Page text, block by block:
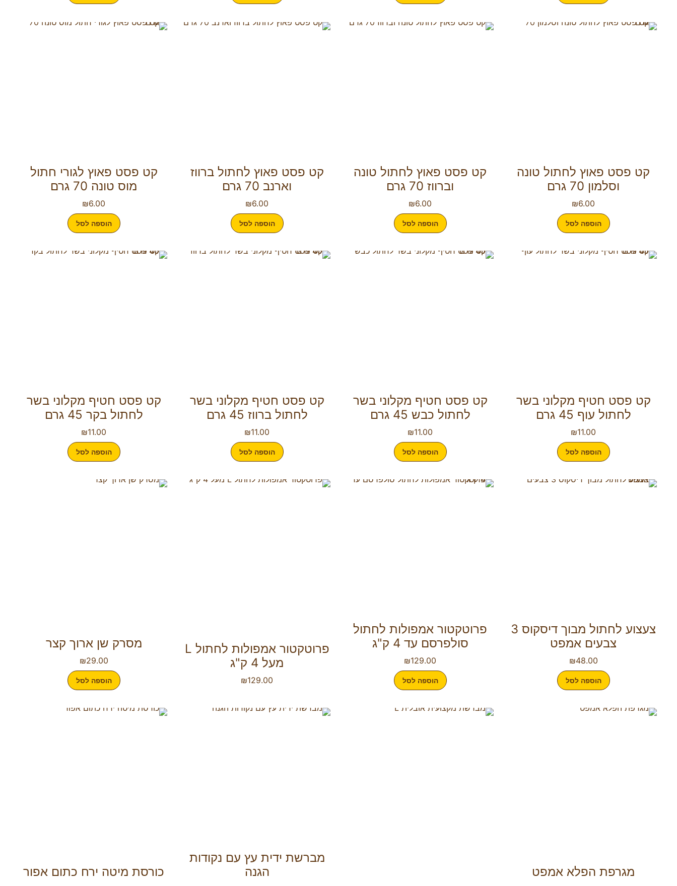
קט פסט פאוץ לחתול טונה
וסלמון 70 גרם
₪6.00
הוספה לסל
קט פסט פאוץ לחתול טונה
וברווז 70 גרם
₪6.00
הוספה לסל
קט פסט פאוץ לחתול ברווז
וארנב 70 גרם
₪6.00
הוספה לסל
קט פסט פאוץ לגורי חתול
מוס טונה 70 גרם
₪6.00
הוספה לסל
קט פסט חטיף מקלוני בשר
לחתול עוף 45 גרם
₪11.00
הוספה לסל
קט פסט חטיף מקלוני בשר
לחתול כבש 45 גרם
₪11.00
הוספה לסל
קט פסט חטיף מקלוני בשר
לחתול ברווז 45 גרם
₪11.00
הוספה לסל
קט פסט חטיף מקלוני בשר
לחתול בקר 45 גרם
₪11.00
הוספה לסל
צעצוע לחתול מבוך דיסקוס 3
צבעים אמפט
₪48.00
הוספה לסל
פרוטקטור אמפולות לחתול
סולפרסם עד 4 ק"ג
₪129.00
הוספה לסל
פרוטקטור אמפולות לחתול L
מעל 4 ק"ג
₪129.00
מסרק שן ארוך קצר
₪29.00
הוספה לסל
מגרפת הפלא אמפט
מברשת ידית עץ עם נקודות
הגנה
כורסת מיטה ירח כתום אפור